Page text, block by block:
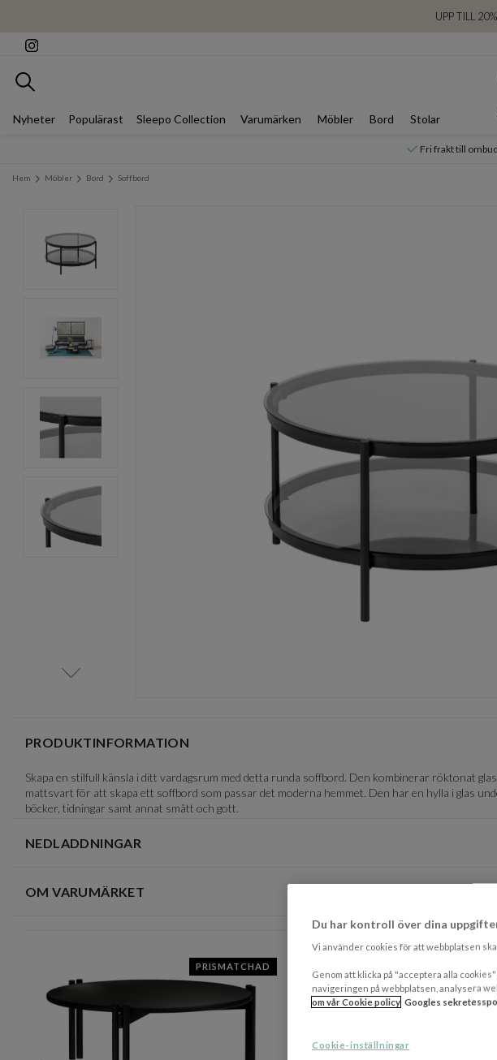
UPP TILL
Sök
Nyheter Populärast Sleepo Collection Varumärken Möbler Bord Stolar
Fri frakt till
Hem Möbler Bord Soffbord
4
PRODUKTINFORMATION
Skapa en stilfull känsla i ditt vardagsrum med detta runda soffbord. Den kombinerar röktonat
mattsvart för att skapa ett soffbord som passar det moderna hemmet. Den har en hylla i glas
böcker, tidningar samt annat smått och gott.
NEDLADDNINGAR
OM VARUMÄRKET
DU
PRISMATCHAD
Du har kontroll över dina
Vi använder cookies för att webbplatsen
Genom att klicka på "acceptera alla
navigeringen på webbplatsen, analysera
om vår Cookie policy Googles
Cookie-inställningar